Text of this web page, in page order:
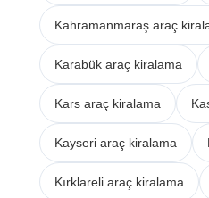
Kahramanmaraş araç
Karabük araç kiralama
Kars araç kiralama
Kayseri araç kiralama
Kırklareli araç kiralama